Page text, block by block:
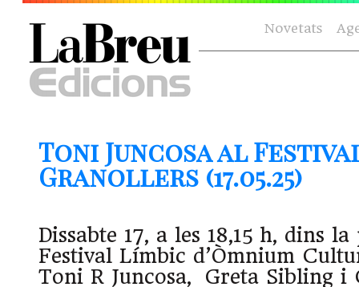
Novetats
Toni Juncosa al
Granollers (17.05.25)
Dissabte 17, a les 18,15 h, dins
Festival Límbic d’Òmnium
Toni R Juncosa, Greta Sibling i